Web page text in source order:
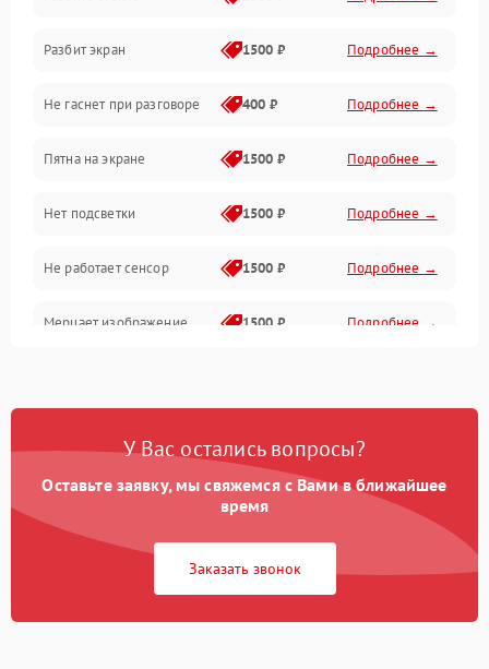
Проблемы с дисплеем и сенсором
Зарядка
Проблемы с питанием, зарядкой и аккумулятором
Проблемы с работой системы, корпусом и другие
Разбит экран 1500 ₽ Подробнее →
Не гаснет при разговоре 400 ₽ Подробнее →
Пятна на экране 1500 ₽ Подробнее →
Нет подсветки 1500 ₽ Подробнее →
Не работает сенсор 1500 ₽ Подробнее →
Мерцает изображение 1500 ₽ Подробнее →
У Вас остались вопросы?
Оставьте заявку, мы свяжемся с Вами в ближайшее
время
Заказать звонок